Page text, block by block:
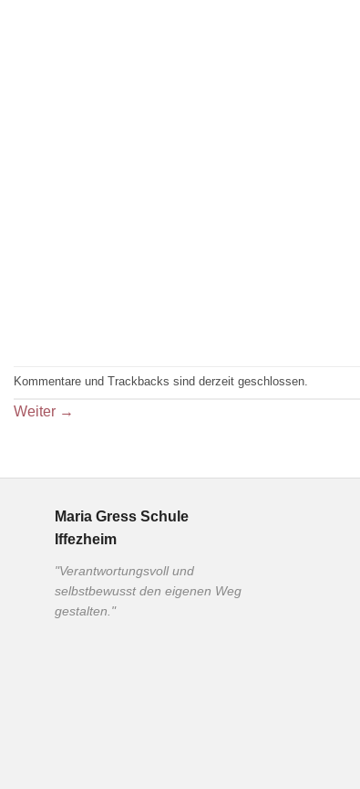
Kommentare und Trackbacks sind derzeit geschlossen.
Weiter →
Maria Gress Schule
Iffezheim
"Verantwortungsvoll und
selbstbewusst den eigenen Weg
gestalten."